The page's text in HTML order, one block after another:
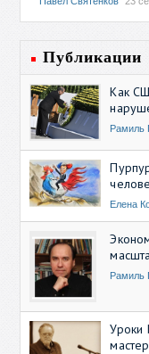
Публикации
Как
Рамиль
Елена
Рамиль
Уроки